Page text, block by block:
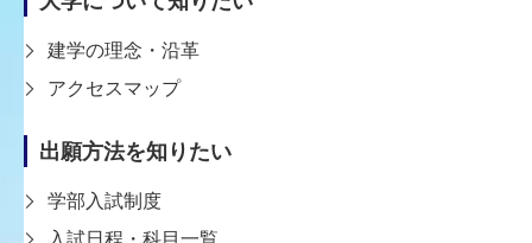
建学の理念・沿革
アクセスマップ
出願方法を知りたい
学部入試制度
酬等基準、校舎等の耐震化率